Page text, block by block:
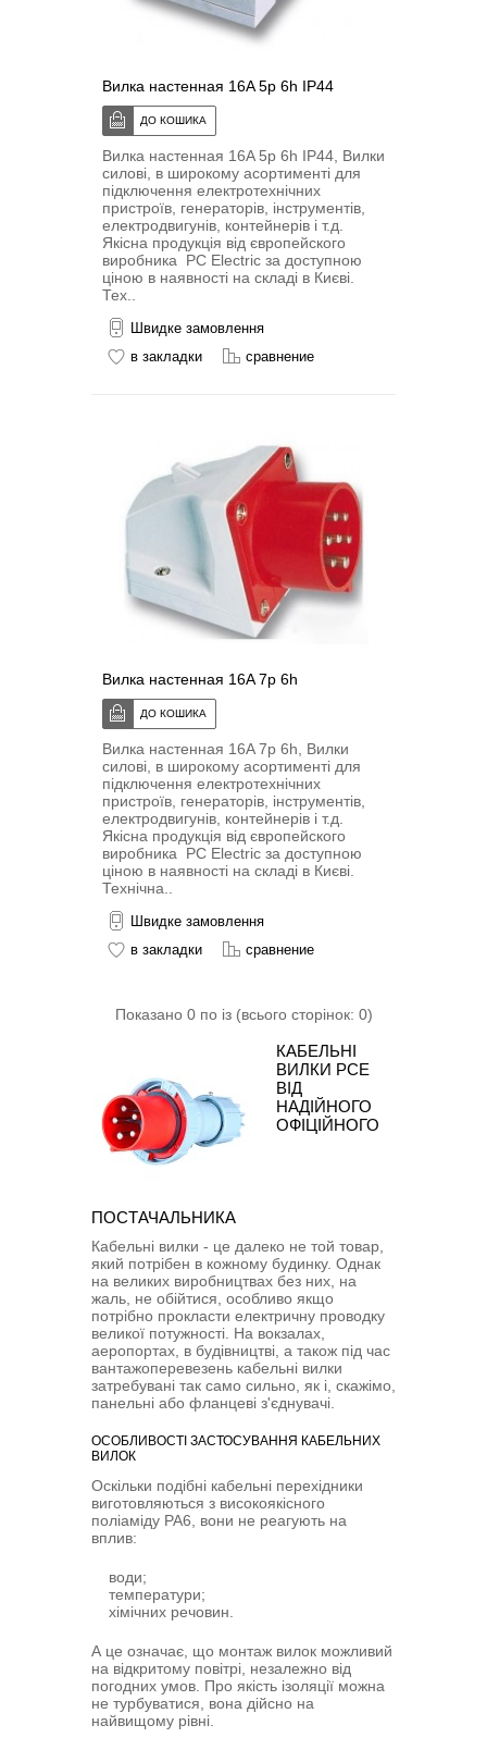
Вилка настенная 16A 5p 6h IP44
Вилка настенная 16A 5p 6h IP44, Вилки
силові, в широкому асортименті для
підключення електротехнічних
пристроїв, генераторів, інструментів,
електродвигунів, контейнерів і т.д.
Якісна продукція від європейского
виробника PC Electric за доступною
ціною в наявності на складі в Києві.
Тех..
Швидке замовлення
в закладки
сравнение
Вилка настенная 16A 7p 6h
Вилка настенная 16A 7p 6h, Вилки
силові, в широкому асортименті для
підключення електротехнічних
пристроїв, генераторів, інструментів,
електродвигунів, контейнерів і т.д.
Якісна продукція від європейского
виробника PC Electric за доступною
ціною в наявності на складі в Києві.
Технічна..
Швидке замовлення
в закладки
сравнение
Показано 0 по із (всього сторінок: 0)
КАБЕЛЬНІ
ВИЛКИ PCE
ВІД
НАДІЙНОГО
ОФІЦІЙНОГО
ПОСТАЧАЛЬНИКА
Кабельні вилки - це далеко не той товар,
який потрібен в кожному будинку. Однак
на великих виробництвах без них, на
жаль, не обійтися, особливо якщо
потрібно прокласти електричну проводку
великої потужності. На вокзалах,
аеропортах, в будівництві, а також під час
вантажоперевезень кабельні вилки
затребувані так само сильно, як і, скажімо,
панельні або фланцеві з'єднувачі.
ОСОБЛИВОСТІ ЗАСТОСУВАННЯ КАБЕЛЬНИХ
ВИЛОК
Оскільки подібні кабельні перехідники
виготовляються з високоякісного
поліаміду PA6, вони не реагують на
вплив:
води;
температури;
хімічних речовин.
А це означає, що монтаж вилок можливий
на відкритому повітрі, незалежно від
погодних умов. Про якість ізоляції можна
не турбуватися, вона дійсно на
найвищому рівні.